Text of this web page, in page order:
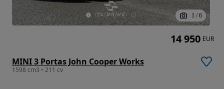
1 / 6
MINI 3 Portas John Cooper Works
1598 cm3 • 211 cv
14 950 EUR